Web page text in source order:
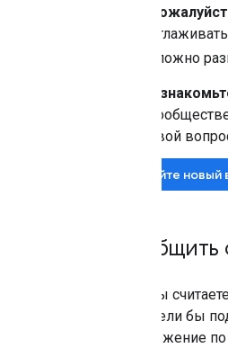
сложно
свой
Задайте новый
Если вы
вы хотели бы
предложение